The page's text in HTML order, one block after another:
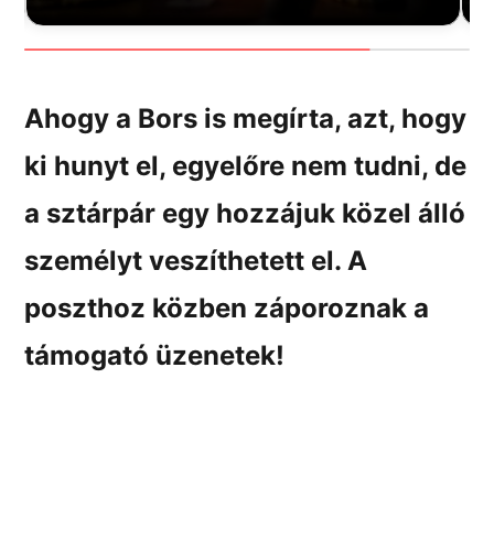
Ahogy a Bors is megírta, azt, hogy
ki hunyt el, egyelőre nem tudni, de
a sztárpár egy hozzájuk közel álló
személyt veszíthetett el. A
poszthoz közben záporoznak a
támogató üzenetek!